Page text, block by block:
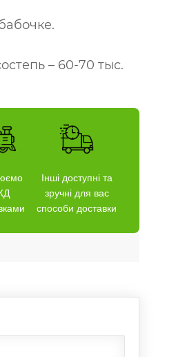
– 60-70 тыс.
Інші доступні та
зручні для вас
способи доставки